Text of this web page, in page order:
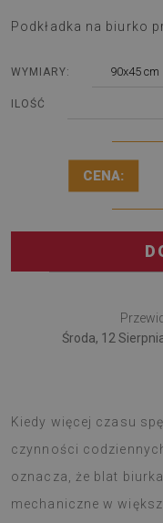
Podkładka na biurko
WYMIARY: 90x45 cm
ILOŚĆ
CENA:
Środa, 12
Kiedy więcej czasu
czynności
oznacza, że blat
mechaniczne w